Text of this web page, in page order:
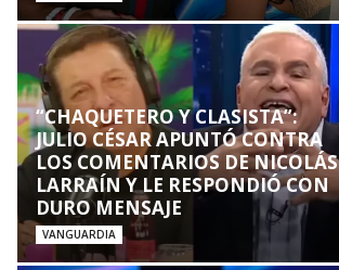
“CHAQUETERO Y CLASISTA”:
JULIO CÉSAR APUNTÓ CONTRA
LOS COMENTARIOS DE NICOLÁS
LARRAÍN Y LE RESPONDIÓ CON
DURO MENSAJE
VANGUARDIA